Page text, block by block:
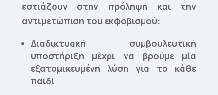
εστιάζουν στην πρόληψη και την
αντιμετώπιση του εκφοβισμού:
Διαδικτυακή συμβουλευτική
υποστήριξη μέχρι να βρούμε μία
εξατομικευμένη λύση για το κάθε
παιδί